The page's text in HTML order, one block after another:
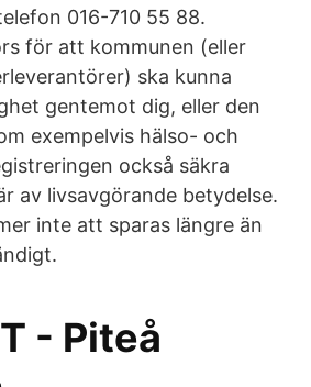
016-710 55 88.
för att kommunen (eller
ska kunna
gentemot dig, eller den
exempelvis hälso- och
också säkra
av livsavgörande betydelse.
inte att sparas längre än
- Piteå